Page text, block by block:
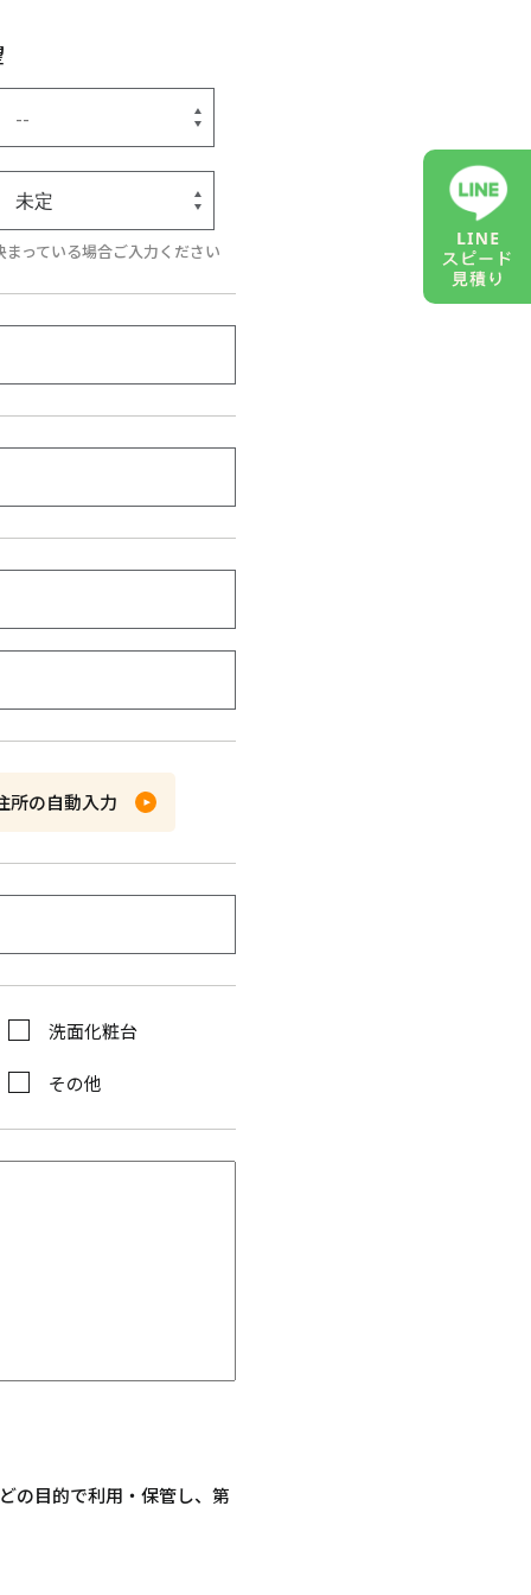
っている場合ご入力ください
所の自動入力
洗面化粧台
その他
の目的で利用・保管し、第